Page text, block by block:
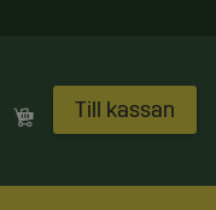
Till kassan